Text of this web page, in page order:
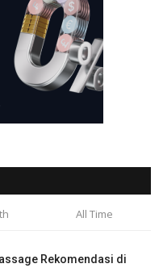
All Time
Rekomendasi di